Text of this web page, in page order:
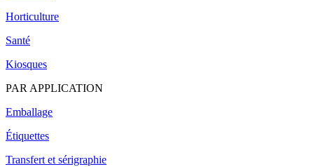
Horticulture
Santé
Kiosques
PAR APPLICATION
Emballage
Étiquettes
Transfert et sérigraphie